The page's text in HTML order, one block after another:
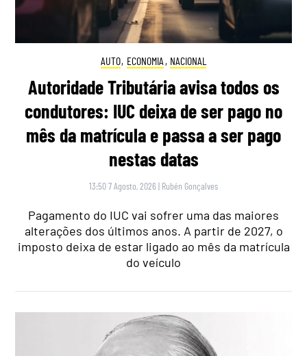
AUTO, ECONOMIA , NACIONAL
Autoridade Tributária avisa todos os
condutores: IUC deixa de ser pago no
mês da matrícula e passa a ser pago
nestas datas
13:50 7 Agosto, 2026 | Rubén Gonçalves
Pagamento do IUC vai sofrer uma das maiores
alterações dos últimos anos. A partir de 2027, o
imposto deixa de estar ligado ao mês da matrícula
do veículo